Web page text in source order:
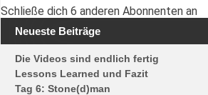
Schließe dich 6 anderen Abonnenten an
Neueste Beiträge
Die Videos sind endlich fertig
Lessons Learned und Fazit
Tag 6: Stone(d)man